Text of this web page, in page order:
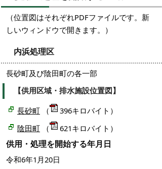
（位置図はそれぞれPDFファイルです。新
しいウィンドウで開きます。）
内浜処理区
長砂町及び陰田町の各一部
【供用区域・排水施設位置図】
長砂町 （
396キロバイト）
陰田町 （ 621キロバイト）
供用・処理を開始する年月日
令和6年1月20日